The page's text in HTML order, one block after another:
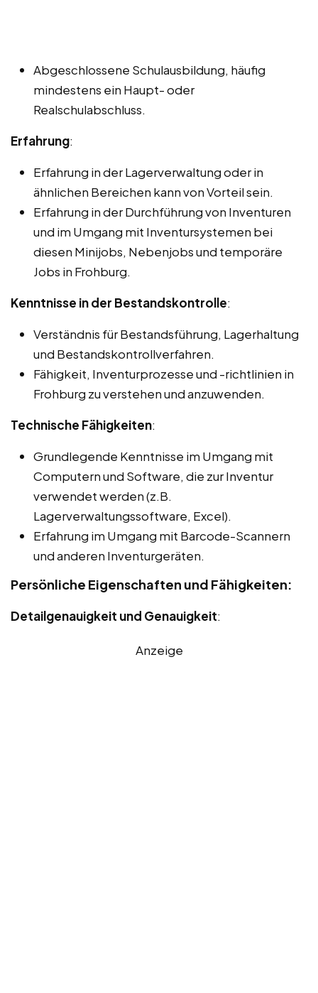
Abgeschlossene Schulausbildung, häufig
mindestens ein Haupt- oder
Realschulabschluss.
Erfahrung:
Erfahrung in der Lagerverwaltung oder in
ähnlichen Bereichen kann von Vorteil sein.
Erfahrung in der Durchführung von Inventuren
und im Umgang mit Inventursystemen bei
diesen Minijobs, Nebenjobs und temporäre
Jobs in Frohburg.
Kenntnisse in der Bestandskontrolle:
Verständnis für Bestandsführung, Lagerhaltung
und Bestandskontrollverfahren.
Fähigkeit, Inventurprozesse und -richtlinien in
Frohburg zu verstehen und anzuwenden.
Technische Fähigkeiten:
Grundlegende Kenntnisse im Umgang mit
Computern und Software, die zur Inventur
verwendet werden (z.B.
Lagerverwaltungssoftware, Excel).
Erfahrung im Umgang mit Barcode-Scannern
und anderen Inventurgeräten.
Persönliche Eigenschaften und Fähigkeiten:
Detailgenauigkeit und Genauigkeit:
Anzeige